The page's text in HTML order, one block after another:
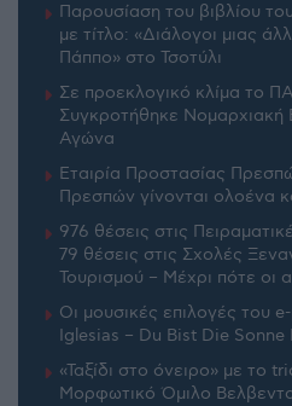
Παρουσίαση του βιβλίου
με τίτλο: «Διάλογοι μιας
Πάππο» στο Τσοτύλι
Σε προεκλογικό κλίμα το
Συγκροτήθηκε Νομαρχιακή
Αγώνα
Εταιρία Προστασίας
Πρεσπών γίνονται ολοένα
976 θέσεις στις
79 θέσεις στις Σχολές
Τουρισμού – Μέχρι πότε οι
Οι μουσικές επιλογές του
Iglesias – Du Bist Die Sonne
«Ταξίδι στο όνειρο» με το
Μορφωτικό Όμιλο